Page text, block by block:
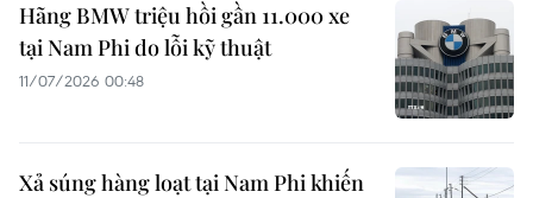
Hãng BMW triệu hồi gần 11.000 xe
tại Nam Phi do lỗi kỹ thuật
11/07/2026 00:48
Xả súng hàng loạt tại Nam Phi khiến